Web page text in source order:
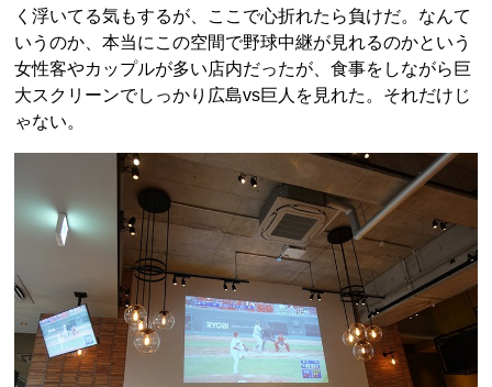
く浮いてる気もするが、ここで心折れたら負けだ。なんて
いうのか、本当にこの空間で野球中継が見れるのかという
女性客やカップルが多い店内だったが、食事をしながら巨
大スクリーンでしっかり広島vs巨人を見れた。それだけじ
ゃない。